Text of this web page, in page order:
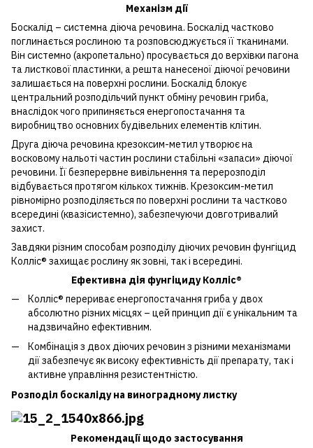
Механізм дії
Боскалід – системна діюча речовина. Боскалід частково
поглинається рослиною та розповсюджується її тканинами.
Він системно (акропетально) просувається до верхівки пагона
та листкової пластинки, а решта нанесеної діючої речовини
залишається на поверхні рослини. Боскалід блокує
центральний розподільчий пункт обміну речовин гриба,
внаслідок чого припиняється енергопостачання та
виробництво основних будівельних елементів клітин.
Друга діюча речовина крезоксим-метил утворює на
восковому нальоті частин рослини стабільні «запаси» діючої
речовини. Її безперервне вивільнення та перерозподіл
відбувається протягом кількох тижнів. Крезоксим-метил
рівномірно розподіляється по поверхні рослини та частково
всередині (квазісистемно), забезпечуючи довготривалий
захист.
Завдяки різним способам розподілу діючих речовин фунгіцид
Колліс® захищає рослину як зовні, так і всередині.
Ефективна дія фунгіциду Колліс®
Колліс® перериває енергопостачання гриба у двох
абсолютно різних місцях – цей принцип дії є унікальним та
надзвичайно ефективним.
Комбінація з двох діючих речовин з різними механізмами
дії забезпечує як високу ефективність дії препарату, так і
активне управління резистентністю.
Розподіл боскаліду на виноградному листку
Рекомендації щодо застосування